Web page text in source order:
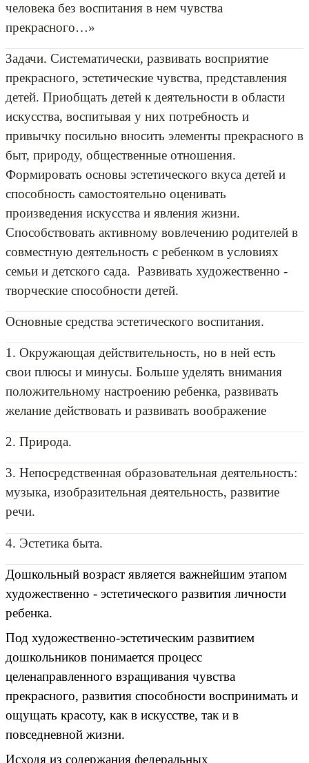
человека без воспитания в нем чувства
прекрасного…»
Задачи. Систематически, развивать восприятие
прекрасного, эстетические чувства, представления
детей. Приобщать детей к деятельности в области
искусства, воспитывая у них потребность и
привычку посильно вносить элементы прекрасного в
быт, природу, общественные отношения.
Формировать основы эстетического вкуса детей и
способность самостоятельно оценивать
произведения искусства и явления жизни.
Способствовать активному вовлечению родителей в
совместную деятельность с ребенком в условиях
семьи и детского сада. Развивать художественно -
творческие способности детей.
Основные средства эстетического воспитания.
1. Окружающая действительность, но в ней есть
свои плюсы и минусы. Больше уделять внимания
положительному настроению ребенка, развивать
желание действовать и развивать воображение
2. Природа.
3. Непосредственная образовательная деятельность:
музыка, изобразительная деятельность, развитие
речи.
4. Эстетика быта.
Дошкольный возраст является важнейшим этапом
художественно - эстетического развития личности
ребенка.
Под художественно-эстетическим развитием
дошкольников понимается процесс
целенаправленного взращивания чувства
прекрасного, развития способности воспринимать и
ощущать красоту, как в искусстве, так и в
повседневной жизни.
Исходя из содержания федеральных